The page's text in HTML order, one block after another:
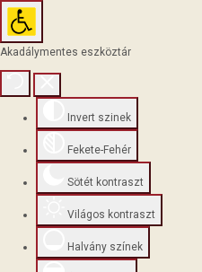
Akadálymentes eszköztár
Invert szinek
Fekete-Fehér
Sötét kontraszt
Világos kontraszt
Halvány színek